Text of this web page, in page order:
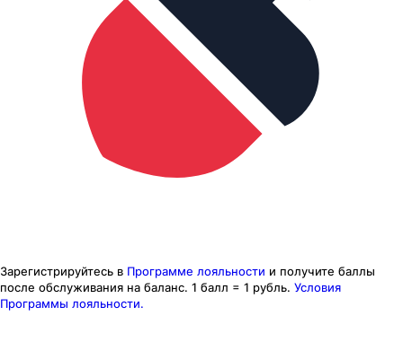
Зарегистрируйтесь в Программе лояльности и получите баллы
после обслуживания на баланс. 1 балл = 1 рубль. Условия
Программы лояльности.